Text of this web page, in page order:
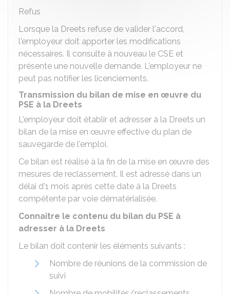
Refus
Lorsque la Dreets refuse de valider l'accord,
l'employeur doit apporter les modifications
nécessaires. Il consulte à nouveau le CSE et
présente une nouvelle demande. L'employeur ne
peut pas notifier les licenciements.
Transmission du bilan de mise en œuvre du
PSE à la Dreets
L'employeur doit établir et adresser à la Dreets un
bilan de la mise en œuvre effective du plan de
sauvegarde de l'emploi.
Ce bilan est réalisé à la fin de la mise en œuvre des
mesures de reclassement. Il est adressé dans un
délai d'1 mois après cette date à la Dreets
compétente par voie dématérialisée.
Connaître le contenu du bilan du PSE à
adresser à la Dreets
Le bilan doit contenir les éléments suivants :
Nombre de réunions de la commission de
suivi